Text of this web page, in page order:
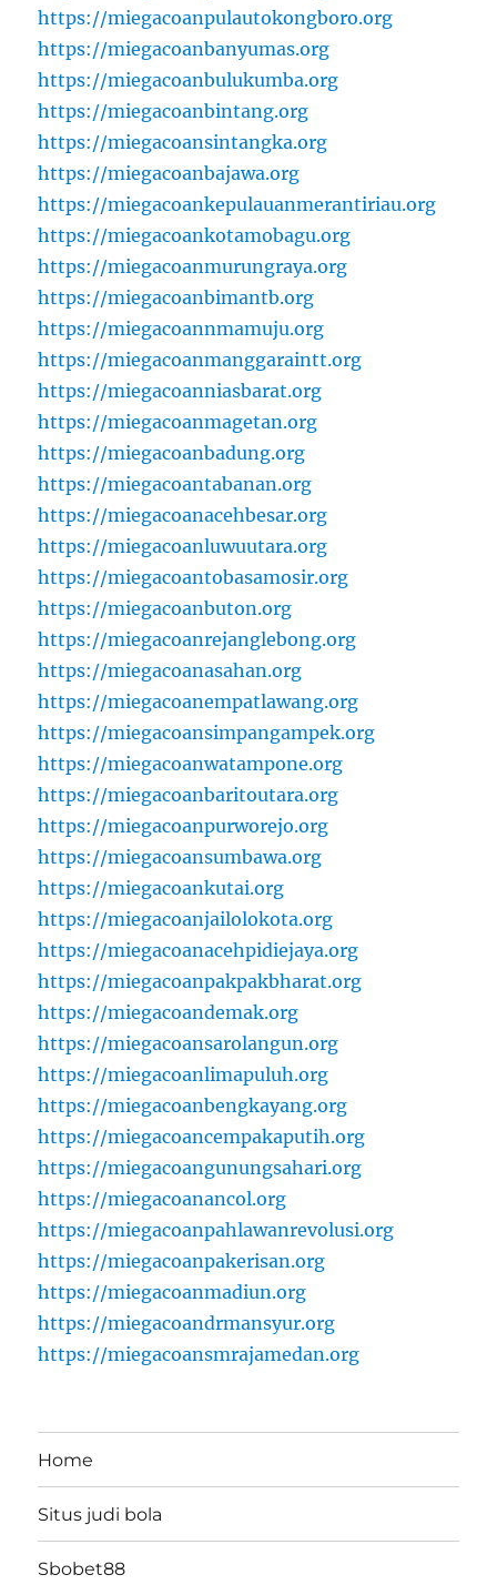
https://miegacoanpulautokongboro.org
https://miegacoanbanyumas.org
https://miegacoanbulukumba.org
https://miegacoanbintang.org
https://miegacoansintangka.org
https://miegacoanbajawa.org
https://miegacoankepulauanmerantiriau.org
https://miegacoankotamobagu.org
https://miegacoanmurungraya.org
https://miegacoanbimantb.org
https://miegacoannmamuju.org
https://miegacoanmanggaraintt.org
https://miegacoanniasbarat.org
https://miegacoanmagetan.org
https://miegacoanbadung.org
https://miegacoantabanan.org
https://miegacoanacehbesar.org
https://miegacoanluwuutara.org
https://miegacoantobasamosir.org
https://miegacoanbuton.org
https://miegacoanrejanglebong.org
https://miegacoanasahan.org
https://miegacoanempatlawang.org
https://miegacoansimpangampek.org
https://miegacoanwatampone.org
https://miegacoanbaritoutara.org
https://miegacoanpurworejo.org
https://miegacoansumbawa.org
https://miegacoankutai.org
https://miegacoanjailolokota.org
https://miegacoanacehpidiejaya.org
https://miegacoanpakpakbharat.org
https://miegacoandemak.org
https://miegacoansarolangun.org
https://miegacoanlimapuluh.org
https://miegacoanbengkayang.org
https://miegacoancempakaputih.org
https://miegacoangunungsahari.org
https://miegacoanancol.org
https://miegacoanpahlawanrevolusi.org
https://miegacoanpakerisan.org
https://miegacoanmadiun.org
https://miegacoandrmansyur.org
https://miegacoansmrajamedan.org
Home
Situs judi bola
Sbobet88